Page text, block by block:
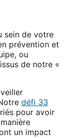
sein de votre
prévention et
ou
de notre «
défi 33
pour avoir
un impact